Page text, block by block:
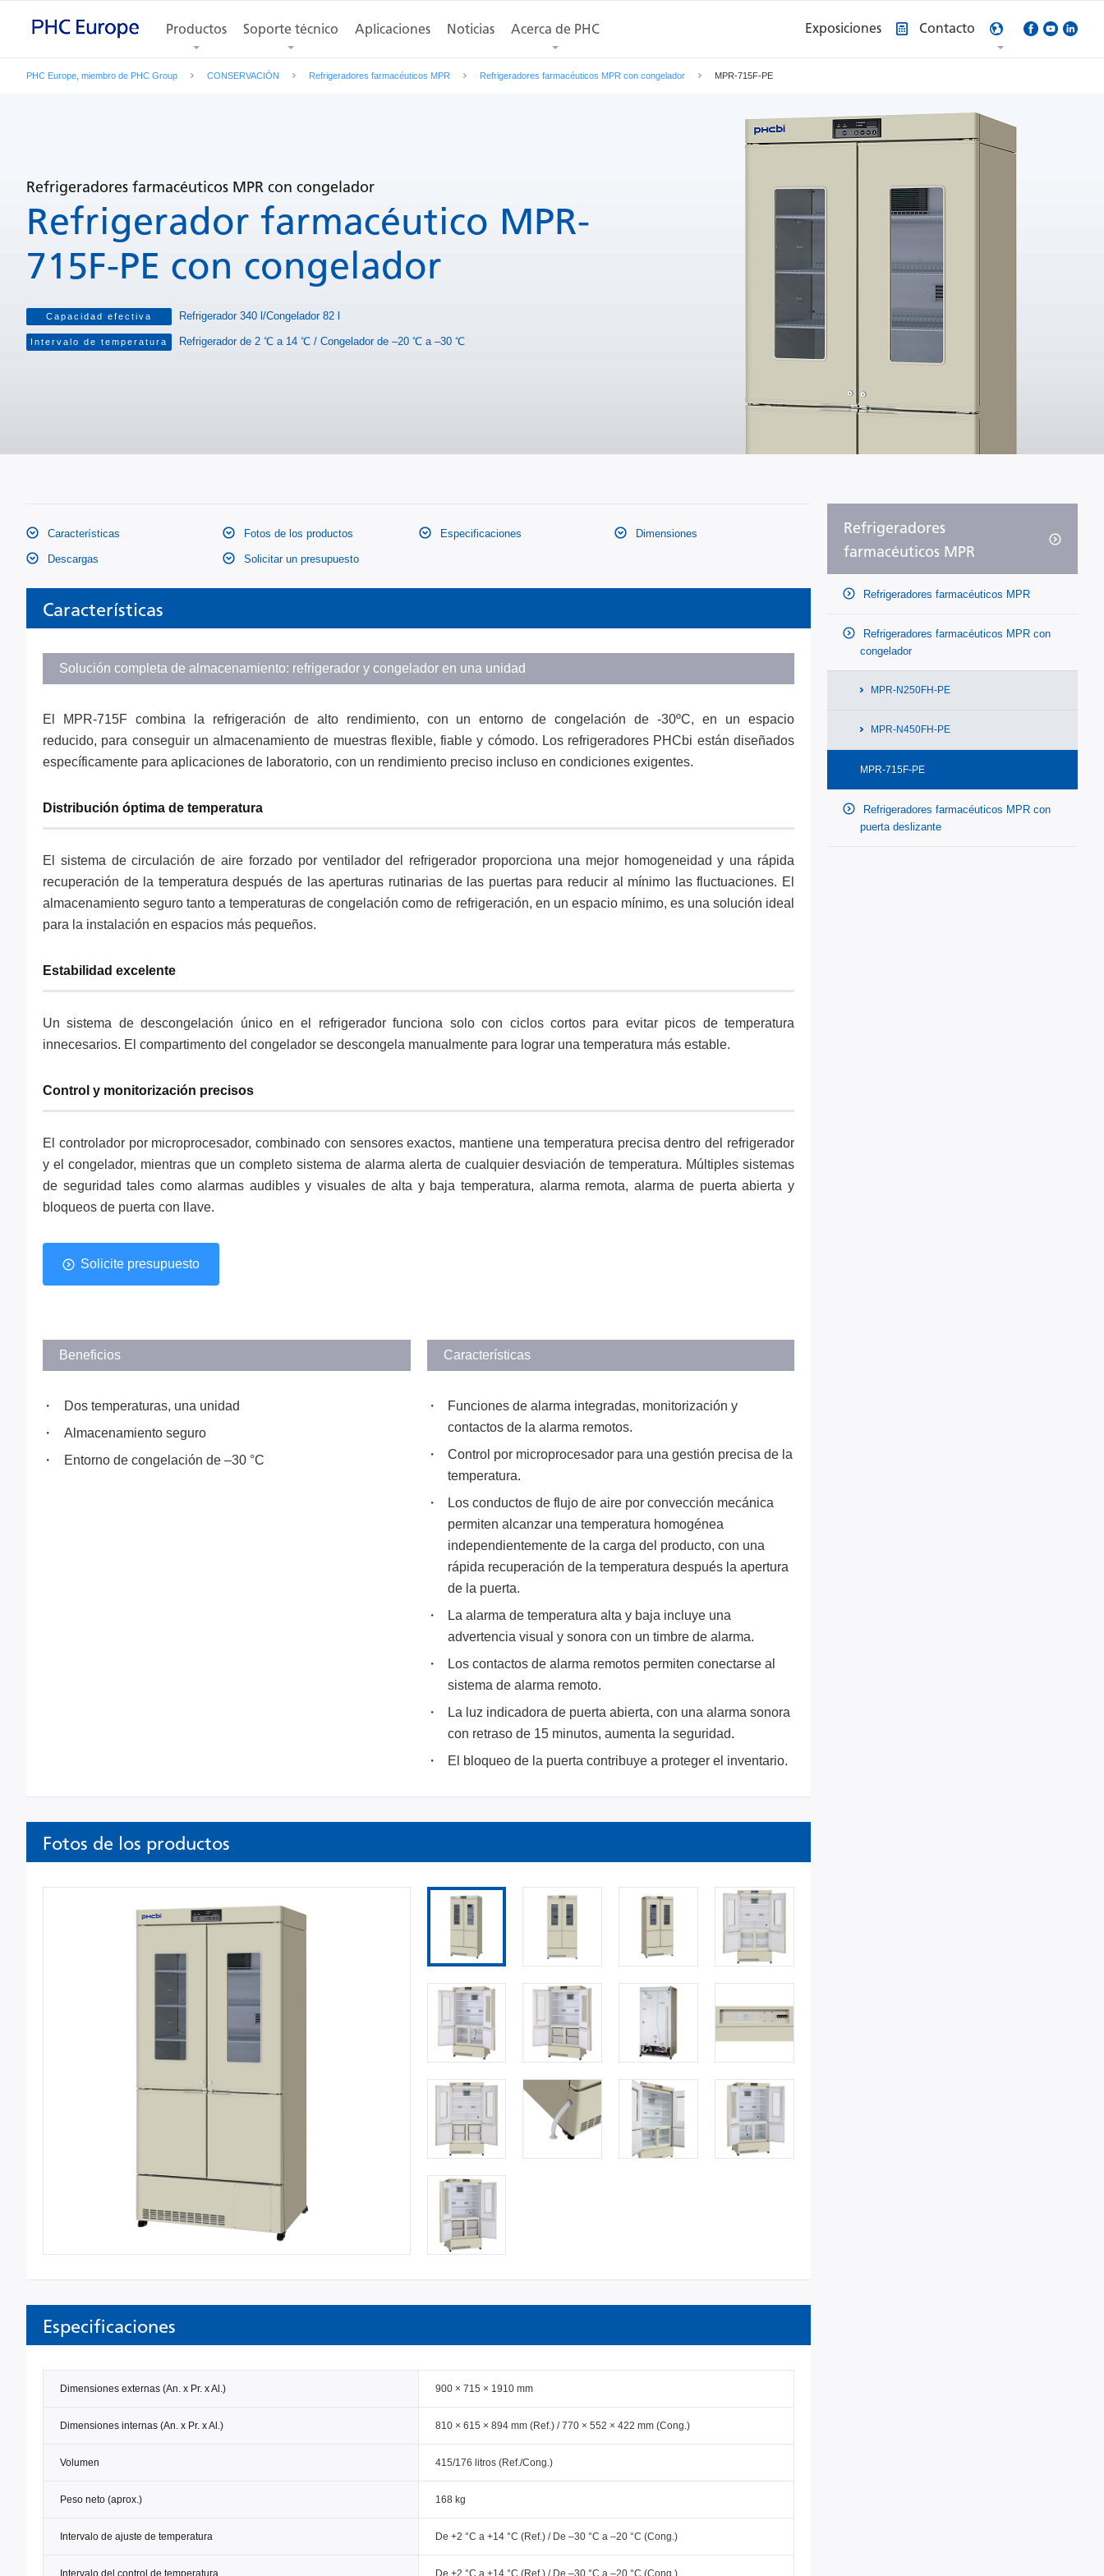
Productos Soporte técnico Aplicaciones Noticias Acerca de PHC Exposiciones Contacto
PHC Europe, miembro de PHC Group CONSERVACIÓN Refrigeradores farmacéuticos MPR Refrigeradores farmacéuticos MPR con congelador MPR-715F-PE
Refrigeradores farmacéuticos MPR con congelador
Refrigerador farmacéutico MPR-
715F-PE con congelador
Capacidad efectiva Refrigerador 340 l/Congelador 82 l
Intervalo de temperatura Refrigerador de 2 ℃ a 14 ℃ / Congelador de –20 ℃ a –30 ℃
Características Fotos de los productos Especificaciones Dimensiones
Descargas Solicitar un presupuesto
Características Fotos de los productos Especificaciones Dimensiones Descargas
Características
Solución completa de almacenamiento: refrigerador y congelador en una unidad
El MPR-715F combina la refrigeración de alto rendimiento, con un entorno de congelación de -30ºC, en un espacio
reducido, para conseguir un almacenamiento de muestras flexible, fiable y cómodo. Los refrigeradores PHCbi están diseñados
específicamente para aplicaciones de laboratorio, con un rendimiento preciso incluso en condiciones exigentes.
Distribución óptima de temperatura
El sistema de circulación de aire forzado por ventilador del refrigerador proporciona una mejor homogeneidad y una rápida
recuperación de la temperatura después de las aperturas rutinarias de las puertas para reducir al mínimo las fluctuaciones. El
almacenamiento seguro tanto a temperaturas de congelación como de refrigeración, en un espacio mínimo, es una solución ideal
para la instalación en espacios más pequeños.
Estabilidad excelente
Un sistema de descongelación único en el refrigerador funciona solo con ciclos cortos para evitar picos de temperatura
innecesarios. El compartimento del congelador se descongela manualmente para lograr una temperatura más estable.
Control y monitorización precisos
El controlador por microprocesador, combinado con sensores exactos, mantiene una temperatura precisa dentro del refrigerador
y el congelador, mientras que un completo sistema de alarma alerta de cualquier desviación de temperatura. Múltiples sistemas
de seguridad tales como alarmas audibles y visuales de alta y baja temperatura, alarma remota, alarma de puerta abierta y
bloqueos de puerta con llave.
Solicite presupuesto
Beneficios
Dos temperaturas, una unidad
Almacenamiento seguro
Entorno de congelación de –30 °C
Características
Funciones de alarma integradas, monitorización y
contactos de la alarma remotos.
Control por microprocesador para una gestión precisa de la
temperatura.
Los conductos de flujo de aire por convección mecánica
permiten alcanzar una temperatura homogénea
independientemente de la carga del producto, con una
rápida recuperación de la temperatura después la apertura
de la puerta.
La alarma de temperatura alta y baja incluye una
advertencia visual y sonora con un timbre de alarma.
Los contactos de alarma remotos permiten conectarse al
sistema de alarma remoto.
La luz indicadora de puerta abierta, con una alarma sonora
con retraso de 15 minutos, aumenta la seguridad.
El bloqueo de la puerta contribuye a proteger el inventario.
Fotos de los productos
Especificaciones
Dimensiones externas (An. x Pr. x Al.) 900 × 715 × 1910 mm
Dimensiones internas (An. x Pr. x Al.) 810 × 615 × 894 mm (Ref.) / 770 × 552 × 422 mm (Cong.)
Volumen 415/176 litros (Ref./Cong.)
Peso neto (aprox.) 168 kg
Intervalo de ajuste de temperatura De +2 °C a +14 °C (Ref.) / De –30 °C a –20 °C (Cong.)
Intervalo del control de temperatura De +2 °C a +14 °C (Ref.) / De –30 °C a –20 °C (Cong.)
Refrigeradores
farmacéuticos MPR
Refrigeradores farmacéuticos MPR
Refrigeradores farmacéuticos MPR con
congelador
MPR-N250FH-PE
MPR-N450FH-PE
MPR-715F-PE
Refrigeradores farmacéuticos MPR con
puerta deslizante